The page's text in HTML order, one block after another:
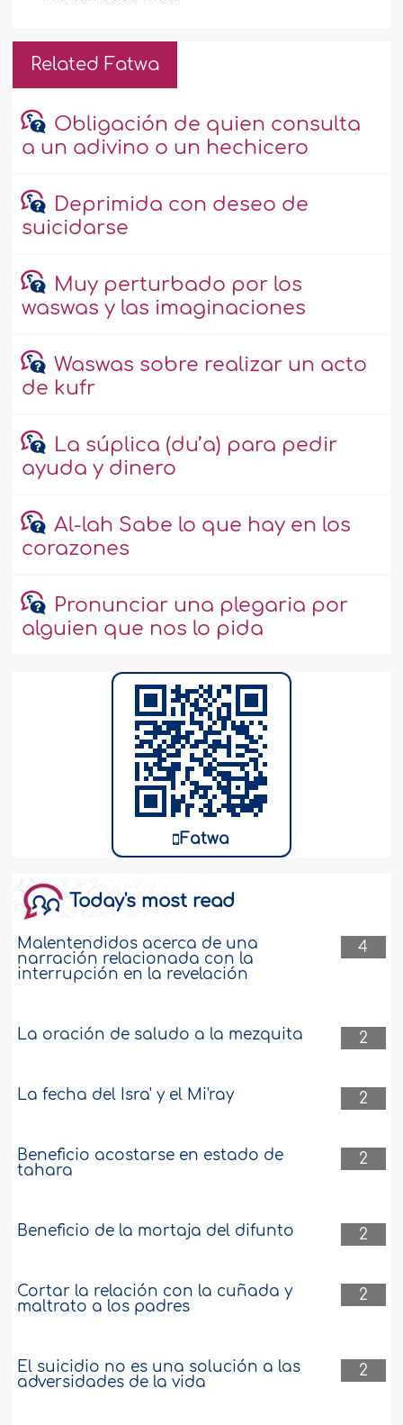
Related Fatwa
Obligación de quien consulta
a un adivino o un hechicero
Deprimida con deseo de
suicidarse
Muy perturbado por los
waswas y las imaginaciones
Waswas sobre realizar un acto
de kufr
La súplica (du’a) para pedir
ayuda y dinero
Al-lah Sabe lo que hay en los
corazones
Pronunciar una plegaria por
alguien que nos lo pida
Fatwa
Today's most read
4
Malentendidos acerca de una
narración relacionada con la
interrupción en la revelación
2
La oración de saludo a la mezquita
2
La fecha del Isra' y el Mi'ray
2
Beneficio acostarse en estado de
tahara
2
Beneficio de la mortaja del difunto
2
Cortar la relación con la cuñada y
maltrato a los padres
2
El suicidio no es una solución a las
adversidades de la vida